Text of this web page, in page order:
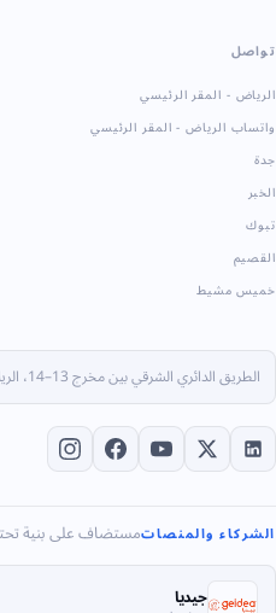
تواصل
الرياض - المقر الرئيسي
واتساب الرياض - المقر الرئيسي
جدة
الخبر
تبوك
القصيم
خميس مشيط
الطريق الدائري الشرقي بين مخرج 13–14، الرياض، المملكة العربية السعودية.
الشركاء والمنصاتمستضاف على بنية
جيديا